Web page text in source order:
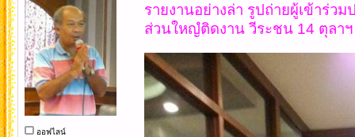
ออฟไลน์
รายงานอย่างล่า รูปถ่ายผู้เข้าร่วม
ส่วนใหญํติดงาน วีระชน 14 ตุลาฯ